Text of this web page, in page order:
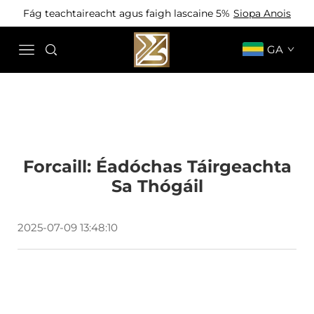
Fág teachtaireacht agus faigh lascaine 5% Siopa Anois
GA
Forcaill: Éadóchas Táirgeachta
Sa Thógáil
2025-07-09 13:48:10